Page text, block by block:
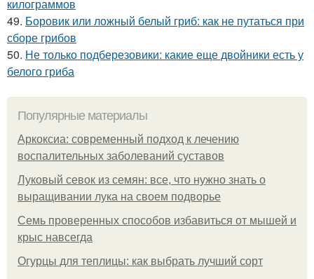
килограммов
49. Боровик или ложный белый гриб: как не путаться при
сборе грибов
50. Не только подберезовики: какие еще двойники есть у
белого гриба
Популярные материалы
Аркоксиа: современный подход к лечению
воспалительных заболеваний суставов
Луковый севок из семян: все, что нужно знать о
выращивании лука на своем подворье
Семь проверенных способов избавиться от мышей и
крыс навсегда
Огурцы для теплицы: как выбрать лучший сорт